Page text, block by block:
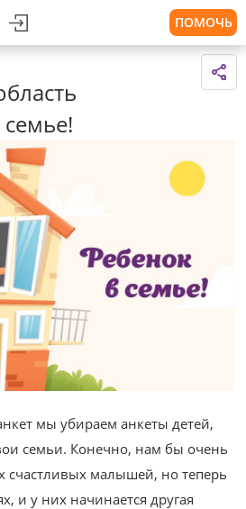
ПОМОЧЬ
мы убираем анкеты детей,
семьи. Конечно, нам бы очень
счастливых малышей, но теперь
и у них начинается другая